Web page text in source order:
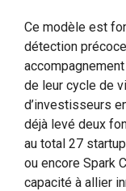
Ce modèle est
détection
de leur cycle de
d’investisseurs
déjà levé deux
au total 27
ou encore Spark
capacité à allier